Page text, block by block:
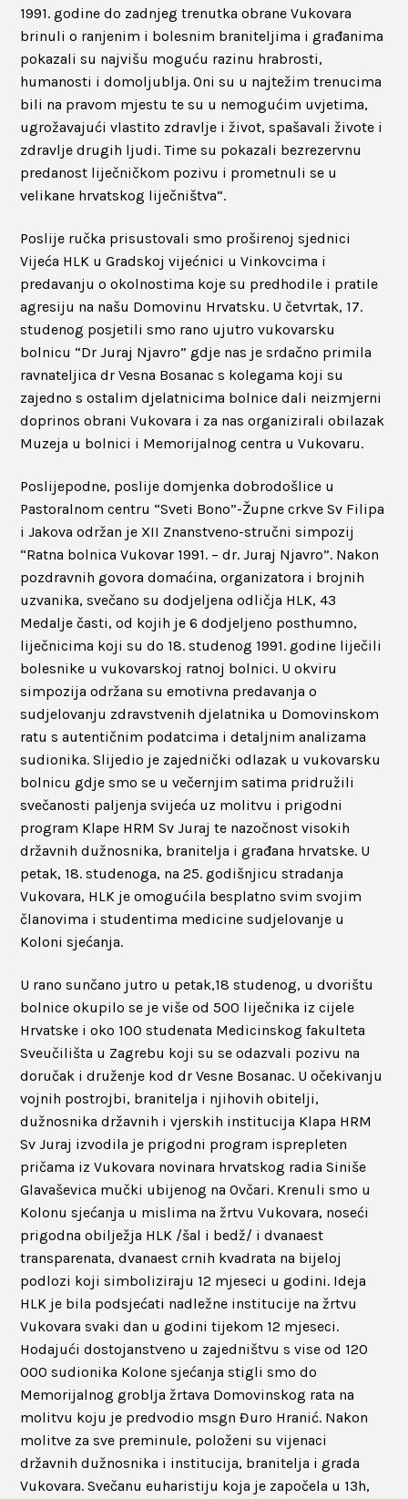
1991. godine do zadnjeg trenutka obrane Vukovara
brinuli o ranjenim i bolesnim braniteljima i građanima
pokazali su najvišu moguću razinu hrabrosti,
humanosti i domoljublja. Oni su u najtežim trenucima
bili na pravom mjestu te su u nemogućim uvjetima,
ugrožavajući vlastito zdravlje i život, spašavali živote i
zdravlje drugih ljudi. Time su pokazali bezrezervnu
predanost liječničkom pozivu i prometnuli se u
velikane hrvatskog liječništva“.
Poslije ručka prisustovali smo proširenoj sjednici
Vijeća HLK u Gradskoj vijećnici u Vinkovcima i
predavanju o okolnostima koje su predhodile i pratile
agresiju na našu Domovinu Hrvatsku. U četvrtak, 17.
studenog posjetili smo rano ujutro vukovarsku
bolnicu “Dr Juraj Njavro” gdje nas je srdačno primila
ravnateljica dr Vesna Bosanac s kolegama koji su
zajedno s ostalim djelatnicima bolnice dali neizmjerni
doprinos obrani Vukovara i za nas organizirali obilazak
Muzeja u bolnici i Memorijalnog centra u Vukovaru.
Poslijepodne, poslije domjenka dobrodošlice u
Pastoralnom centru “Sveti Bono”-Župne crkve Sv Filipa
i Jakova održan je XII Znanstveno-stručni simpozij
“Ratna bolnica Vukovar 1991. – dr. Juraj Njavro”. Nakon
pozdravnih govora domaćina, organizatora i brojnih
uzvanika, svečano su dodjeljena odličja HLK, 43
Medalje časti, od kojih je 6 dodjeljeno posthumno,
liječnicima koji su do 18. studenog 1991. godine liječili
bolesnike u vukovarskoj ratnoj bolnici. U okviru
simpozija održana su emotivna predavanja o
sudjelovanju zdravstvenih djelatnika u Domovinskom
ratu s autentičnim podatcima i detaljnim analizama
sudionika. Slijedio je zajednički odlazak u vukovarsku
bolnicu gdje smo se u večernjim satima pridružili
svečanosti paljenja svijeća uz molitvu i prigodni
program Klape HRM Sv Juraj te nazočnost visokih
državnih dužnosnika, branitelja i građana hrvatske. U
petak, 18. studenoga, na 25. godišnjicu stradanja
Vukovara, HLK je omogućila besplatno svim svojim
članovima i studentima medicine sudjelovanje u
Koloni sjećanja.
U rano sunčano jutro u petak,18 studenog, u dvorištu
bolnice okupilo se je više od 500 liječnika iz cijele
Hrvatske i oko 100 studenata Medicinskog fakulteta
Sveučilišta u Zagrebu koji su se odazvali pozivu na
doručak i druženje kod dr Vesne Bosanac. U očekivanju
vojnih postrojbi, branitelja i njihovih obitelji,
dužnosnika državnih i vjerskih institucija Klapa HRM
Sv Juraj izvodila je prigodni program isprepleten
pričama iz Vukovara novinara hrvatskog radia Siniše
Glavaševica mučki ubijenog na Ovčari. Krenuli smo u
Kolonu sjećanja u mislima na žrtvu Vukovara, noseći
prigodna obilježja HLK /šal i bedž/ i dvanaest
transparenata, dvanaest crnih kvadrata na bijeloj
podlozi koji simboliziraju 12 mjeseci u godini. Ideja
HLK je bila podsjećati nadležne institucije na žrtvu
Vukovara svaki dan u godini tijekom 12 mjeseci.
Hodajući dostojanstveno u zajedništvu s vise od 120
000 sudionika Kolone sjećanja stigli smo do
Memorijalnog groblja žrtava Domovinskog rata na
molitvu koju je predvodio msgn Đuro Hranić. Nakon
molitve za sve preminule, položeni su vijenaci
državnih dužnosnika i institucija, branitelja i grada
Vukovara. Svečanu euharistiju koja je započela u 13h,